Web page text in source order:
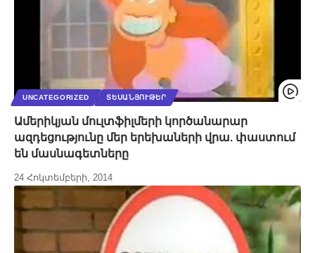
UNCATEGORIZED ՏԵՍԱՆՅՈՒԹԵՐ
Ամերիկյան մուլտֆիլմերի կործանարար
ազդեցությունը մեր երեխաների վրա. փաստում
են մասնագետները
24 Հոկտեմբերի, 2014